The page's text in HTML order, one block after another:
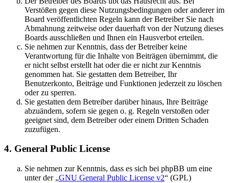
Verstößen gegen diese Nutzungsbedingungen oder anderer im
Board veröffentlichten Regeln kann der Betreiber Sie nach
Abmahnung zeitweise oder dauerhaft von der Nutzung dieses
Boards ausschließen und Ihnen ein Hausverbot erteilen.
Sie nehmen zur Kenntnis, dass der Betreiber keine
Verantwortung für die Inhalte von Beiträgen übernimmt, die
er nicht selbst erstellt hat oder die er nicht zur Kenntnis
genommen hat. Sie gestatten dem Betreiber, Ihr
Benutzerkonto, Beiträge und Funktionen jederzeit zu löschen
oder zu sperren.
Sie gestatten dem Betreiber darüber hinaus, Ihre Beiträge
abzuändern, sofern sie gegen o. g. Regeln verstoßen oder
geeignet sind, dem Betreiber oder einem Dritten Schaden
zuzufügen.
4. General Public License
Sie nehmen zur Kenntnis, dass es sich bei phpBB um eine
unter der „GNU General Public License v2“ (GPL)